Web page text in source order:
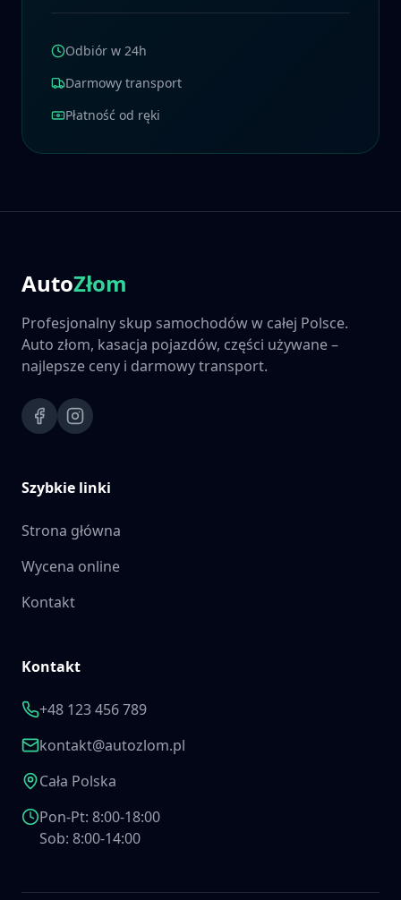
Odbiór w 24h
Darmowy transport
Płatność od ręki
AutoZłom
Profesjonalny skup samochodów w całej Polsce.
Auto złom, kasacja pojazdów, części używane –
najlepsze ceny i darmowy transport.
Szybkie linki
Strona główna
Wycena online
Kontakt
Kontakt
+48 123 456 789
kontakt@autozlom.pl
Cała Polska
Pon-Pt: 8:00-18:00
Sob: 8:00-14:00